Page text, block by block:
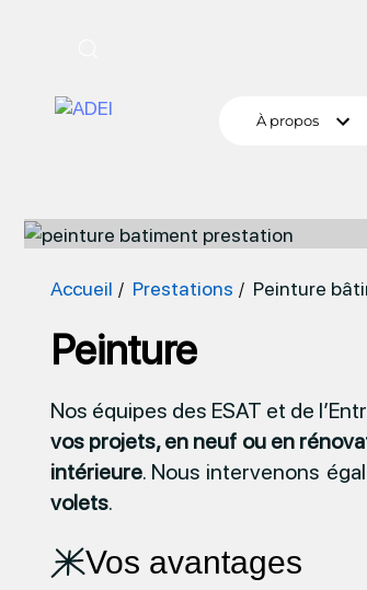
À propos
Accueil Prestations Peinture
Peinture
Nos équipes des ESAT et de
vos projets, en neuf ou en
intérieure. Nous intervenons
volets.
Vos avantages